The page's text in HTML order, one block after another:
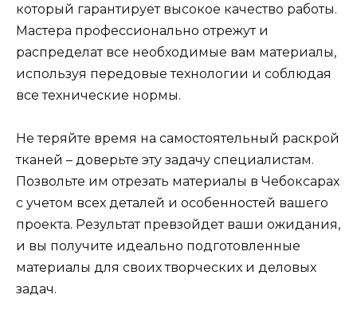
который гарантирует высокое качество работы.
Мастера профессионально отрежут и
распределат все необходимые вам материалы,
используя передовые технологии и соблюдая
все технические нормы.
Не теряйте время на самостоятельный раскрой
тканей – доверьте эту задачу специалистам.
Позвольте им отрезать материалы в Чебоксарах
с учетом всех деталей и особенностей вашего
проекта. Результат превзойдет ваши ожидания,
и вы получите идеально подготовленные
материалы для своих творческих и деловых
задач.